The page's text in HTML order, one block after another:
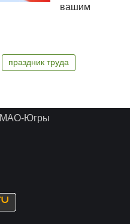
вашим
праздник труда
Югры